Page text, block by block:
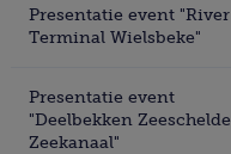
Presentatie event "River
Terminal Wielsbeke"
Presentatie event
"Deelbekken Zeeschelde
Zeekanaal"